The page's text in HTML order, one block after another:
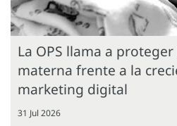
La OPS llama a
materna frente a la
marketing digital
31 Jul 2026